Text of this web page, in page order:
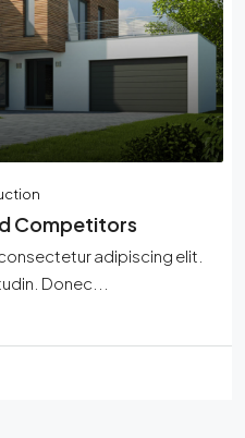
Competitors
adipiscing elit.
Donec...